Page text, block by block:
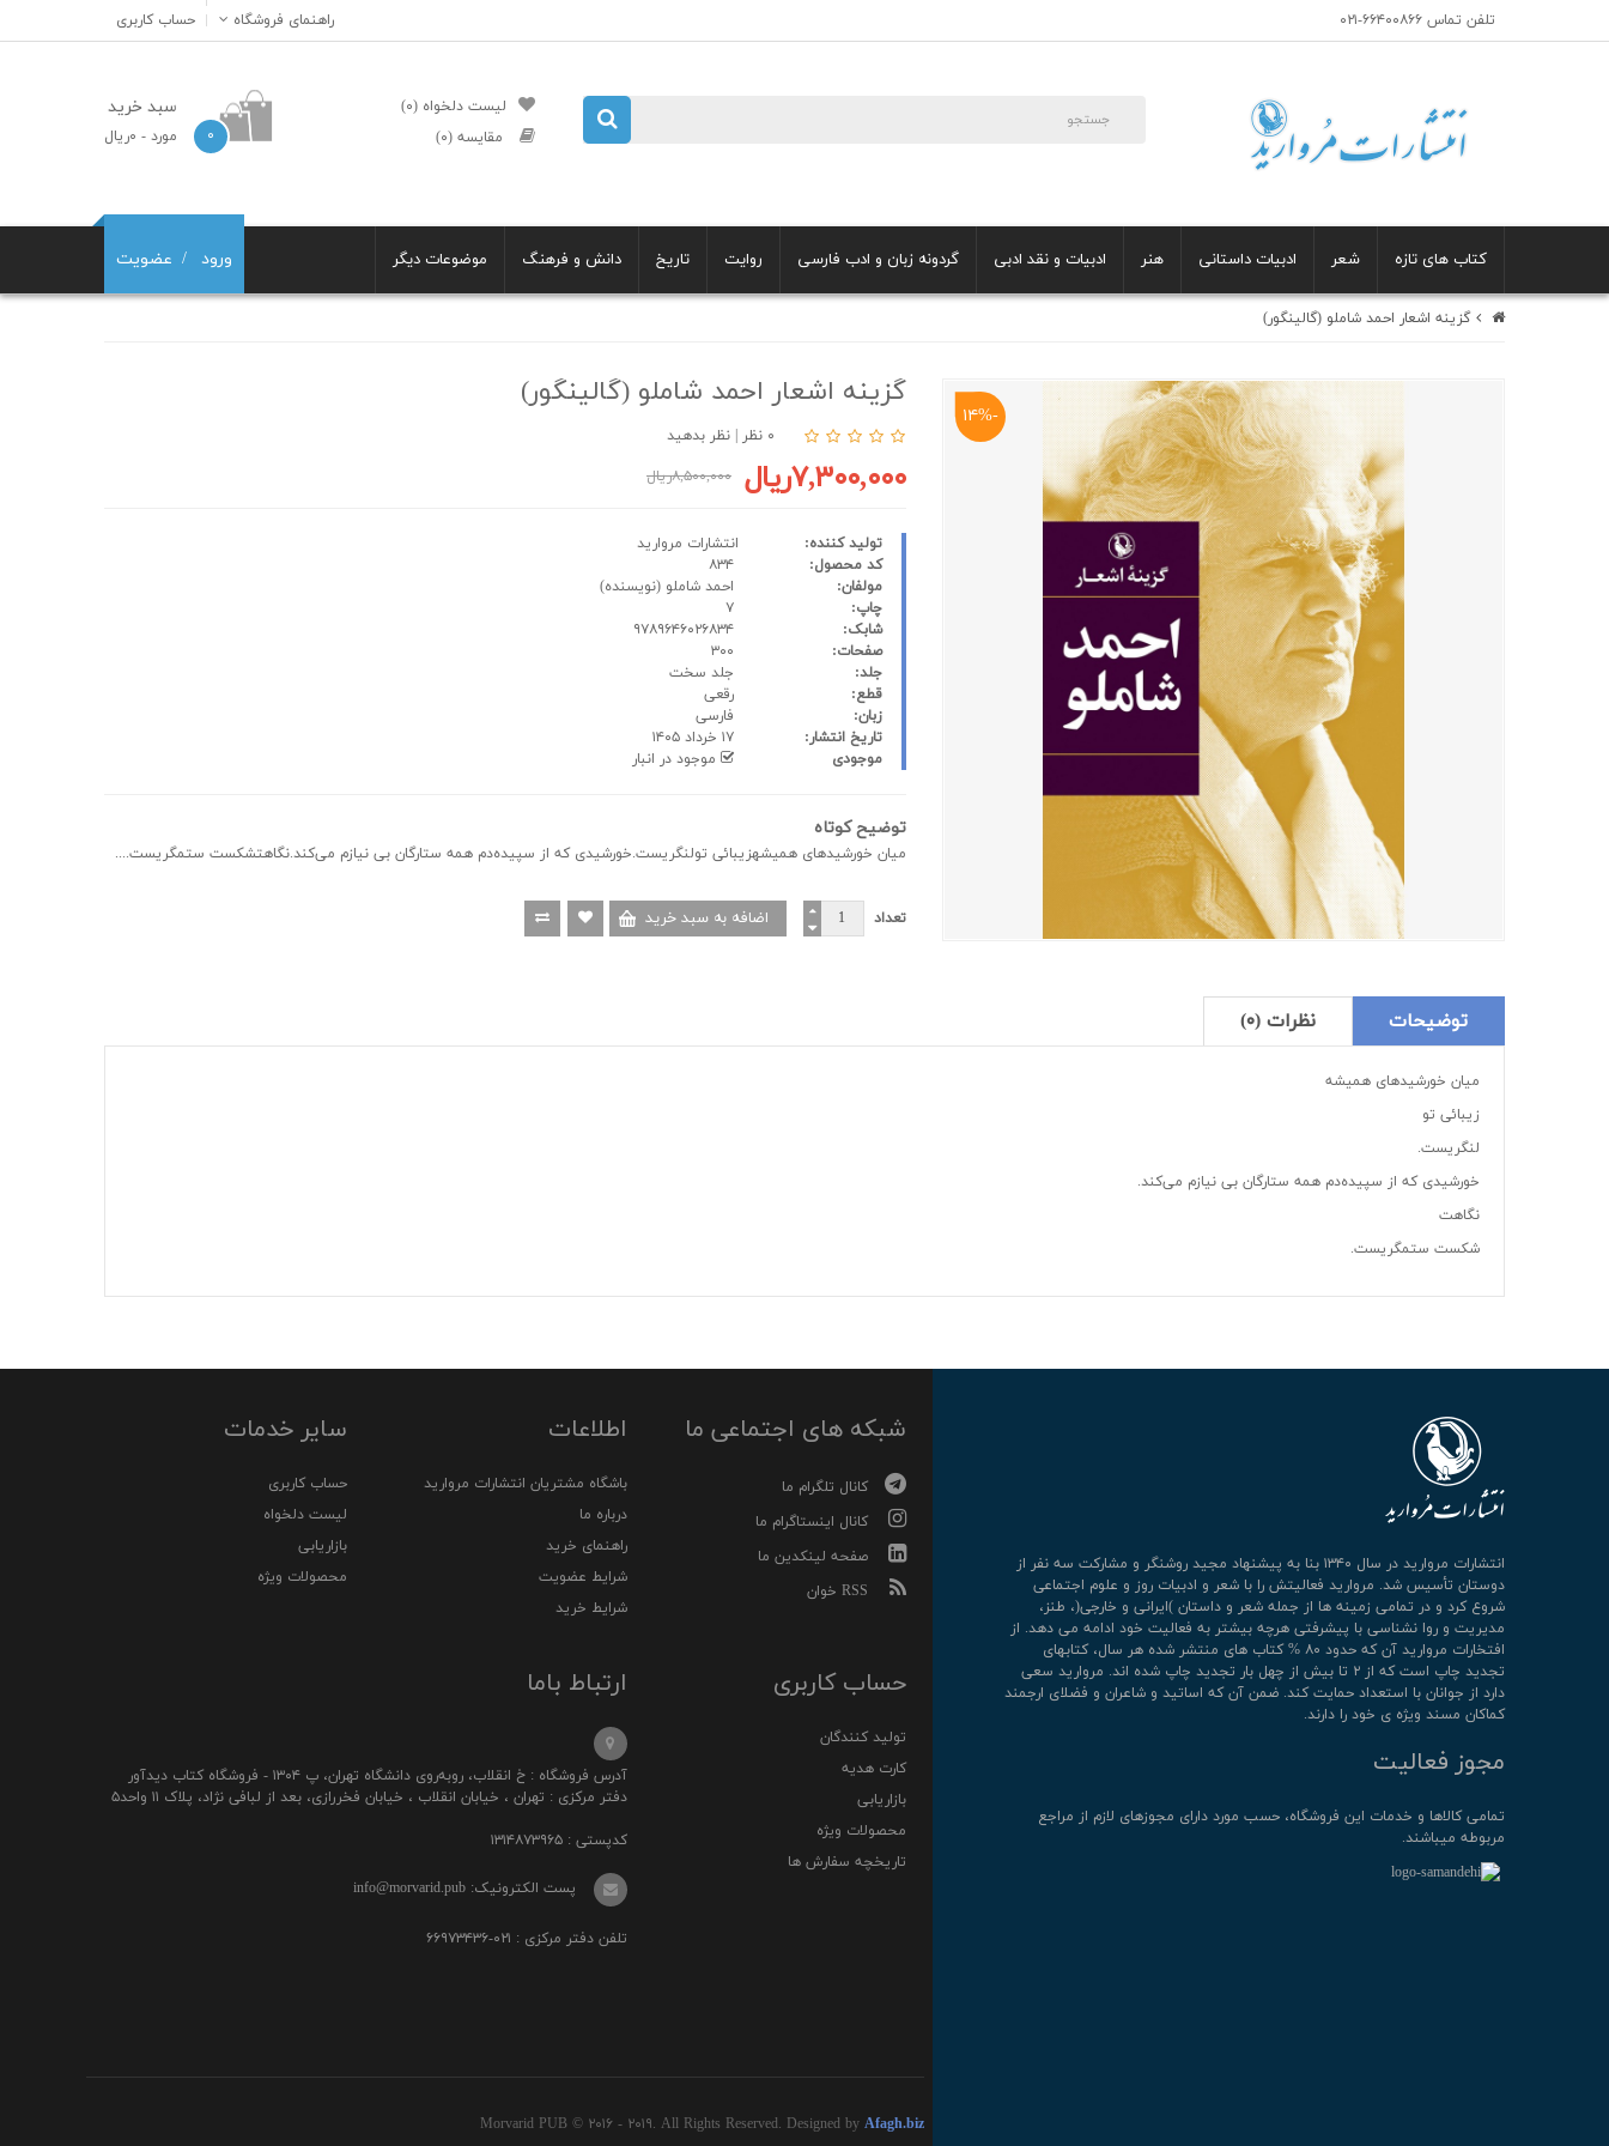
تلفن تماس ۶۶۴۰۰۸۶۶-۰۲۱ حساب کاربری راهنمای فروشگاه
لیست دلخواه (۰)
مقایسه (۰)
سبد خرید
۰ مورد - ۰ریال
کتاب های تازه شعر ادبیات داستانی هنر ادبیات و نقد ادبی گردونه زبان و ادب فارسی روایت تاریخ دانش و فرهنگ موضوعات دیگر ورود عضویت
گزینه اشعار احمد شاملو (گالینگور)
-۱۴%
گزینه اشعار احمد شاملو (گالینگور)
۰ نظر نظر بدهید
۷,۳۰۰,۰۰۰ریال ۸,۵۰۰,۰۰۰ریال
تولید کننده:
انتشارات مروارید
کد محصول:
مولفان:
احمد شاملو (نویسنده)
چاپ:
شابک:
صفحات:
جلد:
جلد سخت
قطع:
رقعی
زبان:
فارسی
تاریخ انتشار:
موجودی
موجود در انبار
توضیح کوتاه
ميان خورشيدهای هميشهزیبائی تولنگریست.خورشیدی که از سپیده‌دم همه ستارگان بی نیازم می‌کند.نگاهتشکست ستمگریست....
تعداد
توضیحات نظرات (۰)
ميان خورشيدهای هميشه
زیبائی تو
لنگریست.
خورشیدی که از سپیده‌دم همه ستارگان بی نیازم می‌کند.
نگاهت
شکست ستمگریست.
انتشارات مروارید در سال ۱۳۴۰ بنا به پیشنهاد مجید روشنگر و مشارکت سه نفر از
دوستان تأسیس شد. مروارید فعالیتش را با شعر و ادبیات روز و علوم اجتماعی
شروع کرد و در تمامی زمینه ها از جمله شعر و داستان )ایرانی و خارجی(، طنز،
مدیریت و روا نشناسی با پیشرفتی هرچه بیشتر به فعالیت خود ادامه می دهد. از
افتخارات مروارید آن که حدود ۸۰ % کتاب های منتشر شده هر سال، کتابهای
تجدید چاپ است که از ۲ تا بیش از چهل بار تجدید چاپ شده اند. مروارید سعی
دارد از جوانان با استعداد حمایت کند. ضمن آن که اساتید و شاعران و فضلای ارجمند
کماکان مسند ویژه ی خود را دارند.
مجوز فعالیت
تمامی كالاها و خدمات این فروشگاه، حسب مورد دارای مجوزهای لازم از مراجع
مربوطه میباشند.
شبکه های اجتماعی ما
کانال تلگرام ما
کانال اینستاگرام ما
صفحه لینکدین ما
RSS خوان
اطلاعات
باشگاه مشتریان انتشارات مروارید
درباره ما
راهنمای خرید
شرایط عضویت
شرایط خرید
سایر خدمات
حساب کاربری
لیست دلخواه
بازاریابی
محصولات ویژه
حساب کاربری
تولید کنندگان
کارت هدیه
بازاریابی
محصولات ویژه
تاریخچه سفارش ها
ارتباط باما
آدرس فروشگاه : خ انقلاب، رو‌به‌روی دانشگاه تهران، پ ۱۳۰۴ - فروشگاه کتاب دیدآور
دفتر مرکزی : تهران ، خیابان انقلاب ، خیابان فخررازی، بعد از لبافی نژاد، پلاک ۱۱ واحد۵
کدپستی : ۱۳۱۴۸۷۳۹۶۵
پست الکترونیک: info@morvarid.pub
تلفن دفتر مرکزی : ۰۲۱-۶۶۹۷۳۴۳۶
Morvarid PUB © ۲۰۱۶ - ۲۰۱۹. All Rights Reserved. Designed by Afagh.biz